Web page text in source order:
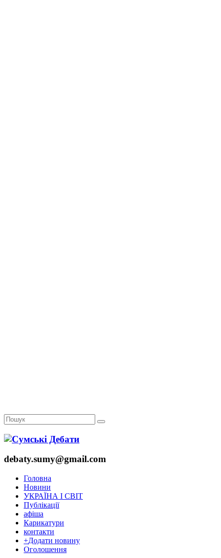
debaty.sumy@gmail.com
Головна
Новини
УКРАЇНА І СВІТ
Публікації
афіша
Карикатури
контакти
+Додати новину
Оголошення